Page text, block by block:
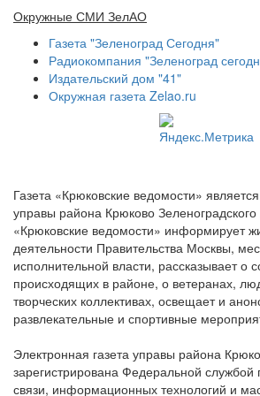
Окружные СМИ ЗелАО
Газета "Зеленоград Сегодня"
Радиокомпания "Зеленоград
Издательский дом "41"
Окружная газета Zelao.ru
Газета «Крюковские ведомости»
управы района Крюково
«Крюковские ведомости» информирует
деятельности Правительства Москвы,
исполнительной власти, рассказывает о
происходящих в районе, о ветеранах,
творческих коллективах, освещает и
развлекательные и спортивные
Электронная газета управы района
зарегистрирована Федеральной
связи, информационных технологий и